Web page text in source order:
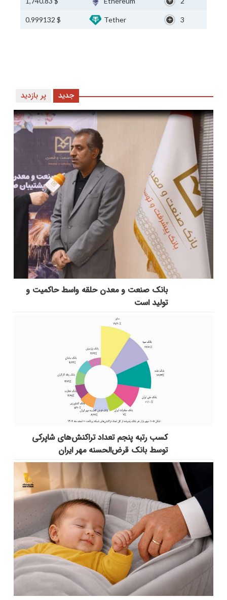
3
Tether
$ 0.999132
پر بازدید جدید
بانك صنعت و معدن حلقه واسط حاكمیت و
تولید است
کسب رتبه پنجم تعداد تراکنش‌های شاپرکی
توسط بانک قرض‌الحسنه مهر ایران